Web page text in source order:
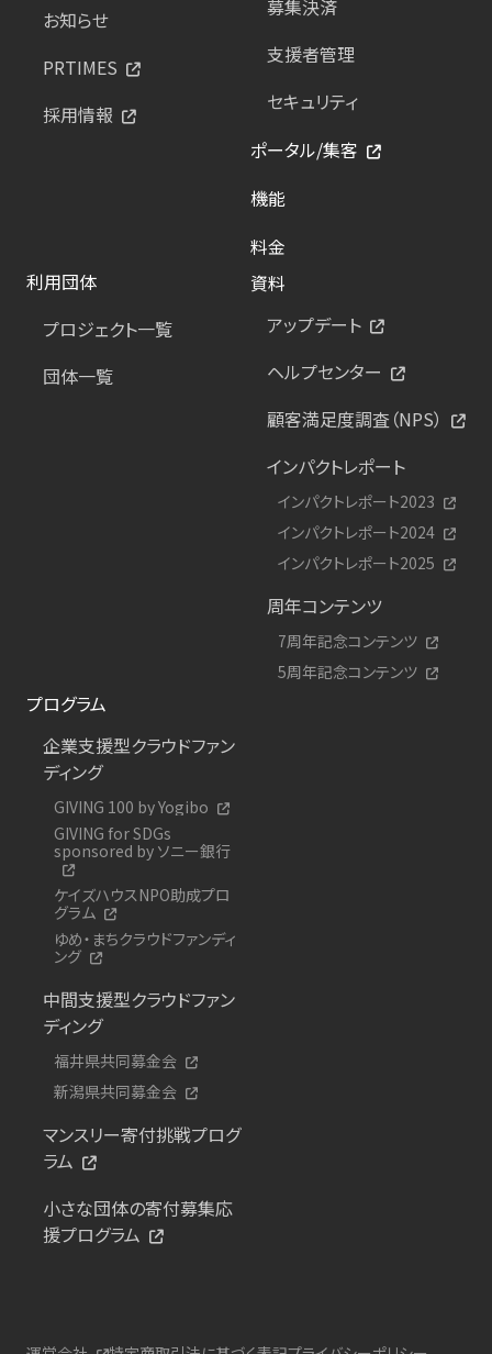
お知らせ
PRTIMES
採用情報
募集決済
支援者管理
セキュリティ
ポータル/集客
機能
料金
利用団体
プロジェクト一覧
団体一覧
資料
アップデート
ヘルプセンター
顧客満足度調査（NPS）
インパクトレポート
インパクトレポート2023
インパクトレポート2024
インパクトレポート2025
周年コンテンツ
7周年記念コンテンツ
5周年記念コンテンツ
プログラム
企業支援型クラウドファン
ディング
GIVING 100 by Yogibo
GIVING for SDGs
sponsored by ソニー銀行
ケイズハウスNPO助成プロ
グラム
ゆめ・まちクラウドファンディ
ング
中間支援型クラウドファン
ディング
福井県共同募金会
新潟県共同募金会
マンスリー寄付挑戦プログ
ラム
小さな団体の寄付募集応
援プログラム